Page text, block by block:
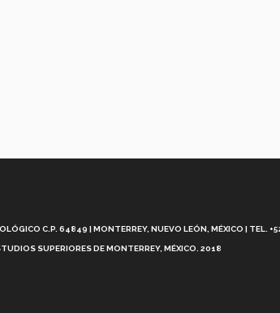
C.P. 64849 | MONTERREY, NUEVO LEÓN, MÉXICO | TEL.
SUPERIORES DE MONTERREY, MÉXICO. 2018